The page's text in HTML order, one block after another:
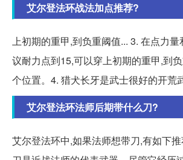
艾尔登法环战法加点推荐?
上初期的重甲,到负重阈值... 3. 在点力
议耐力点到15,可以穿上初期的重甲,到
个位置。4. 猎犬长牙是武士很好的开荒
艾尔登法环法师后期带什么刀?
艾尔登法环中,如果法师想带刀,有如下